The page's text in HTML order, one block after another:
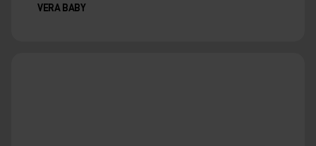
VERA BABY